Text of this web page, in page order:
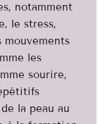
notamment
le stress,
mouvements
les
sourire,
la peau au